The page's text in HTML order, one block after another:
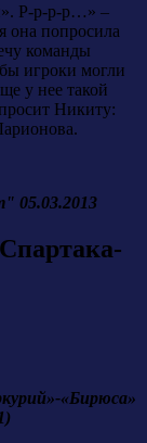
Р-р-р-р…» –
она попросила
команды
игроки могли
у нее такой
Никиту:
05.03.2013
«Бирюса»